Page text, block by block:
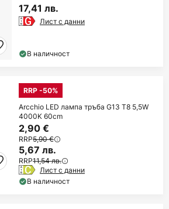
17,41 лв.
Лист с данни
В наличност
RRP -50%
Arcchio LED лампа тръба G13 T8 5,5W
4000K 60cm
2,90 €
RRP5,90 €
5,67 лв.
RRP11,54 лв.
Лист с данни
В наличност